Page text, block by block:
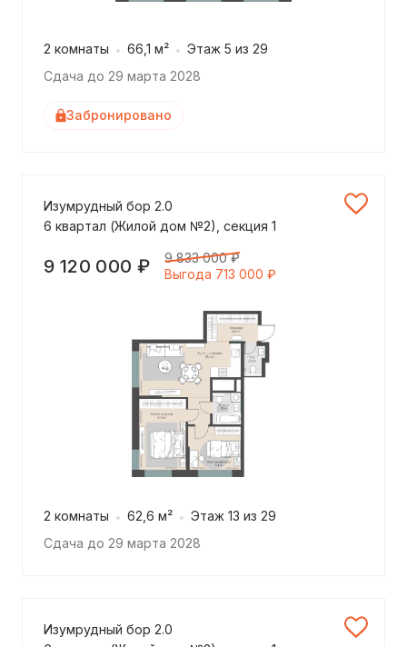
2 комнаты 66,1 м²
Этаж 5 из 29
Сдача до 29 марта 2028
Забронировано
Изумрудный бор 2.0
6 квартал (Жилой дом №2), секция 1
9 120 000 ₽
9 833 000 ₽
Выгода 713 000 ₽
2 комнаты 62,6 м²
Этаж 13 из 29
Сдача до 29 марта 2028
Изумрудный бор 2.0